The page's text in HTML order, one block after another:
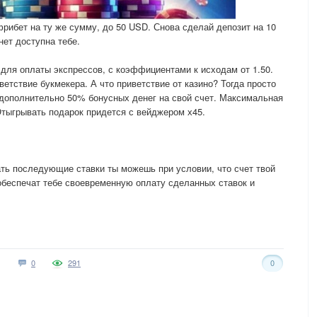
на ту же сумму, до 50 USD. Снова сделай депозит на 10
доступна тебе.
оплаты экспрессов, с коэффициентами к исходам от 1.50.
букмекера. А что приветствие от казино? Тогда просто
50% бонусных денег на свой счет. Максимальная
подарок придется с вейджером х45.
последующие ставки ты можешь при условии, что счет твой
тебе своевременную оплату сделанных ставок и
0 0
291